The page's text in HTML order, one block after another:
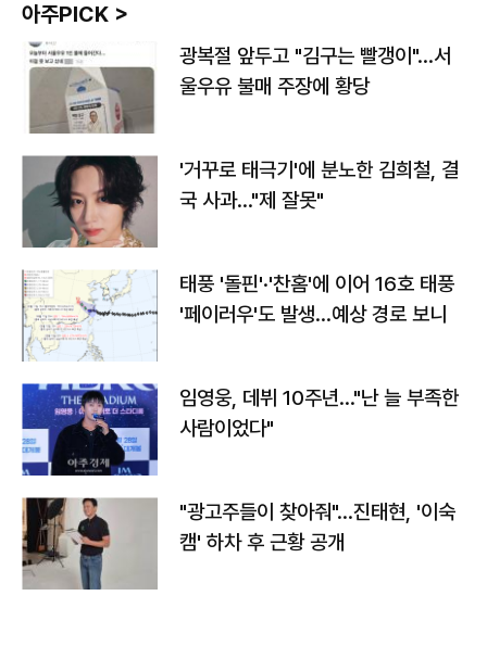
아주PICK >
광복절 앞두고 "김구는 빨갱이"…서
울우유 불매 주장에 황당
'거꾸로 태극기'에 분노한 김희철, 결
국 사과…"제 잘못"
태풍 '돌핀'·'찬홈'에 이어 16호 태풍
'페이러우'도 발생…예상 경로 보니
임영웅, 데뷔 10주년…"난 늘 부족한
사람이었다"
"광고주들이 찾아줘"…진태현, '이숙
캠' 하차 후 근황 공개